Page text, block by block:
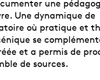
une
Une dynamique de
où pratique et
se
et a permis de
de sources.